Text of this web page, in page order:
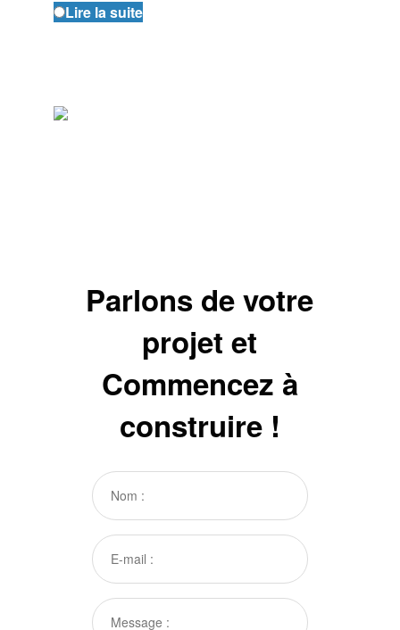
Lire la suite
Parlons de votre
projet et
Commencez à
construire !